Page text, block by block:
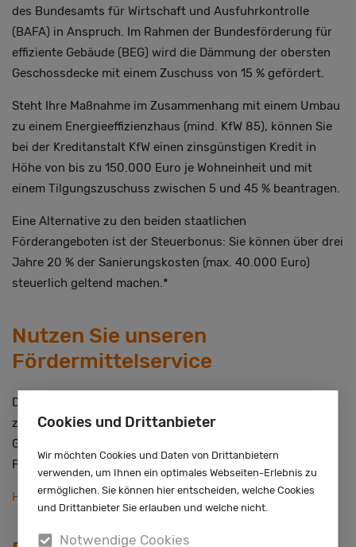
Cookies und Drittanbieter
Wir möchten Cookies und Daten von Drittanbietern
verwenden, um Ihnen ein optimales Webseiten-Erlebnis zu
ermöglichen. Sie können hier entscheiden, welche Cookies
und Drittanbieter Sie erlauben und welche nicht.
Notwendige Cookies
des Bundesamts für Wirtschaft und Ausfuhrkontrolle
(BAFA) in Anspruch. Im Rahmen der Bundesförderung für
effiziente Gebäude (BEG) wird die Dämmung der obersten
Geschossdecke mit einem Zuschuss von 15 % gefördert.
Steht Ihre Maßnahme im Zusammenhang mit einem Umbau
zu einem Energieeffizienzhaus (mind. KfW 85), können Sie
bei der Kreditanstalt KfW einen zinsgünstigen Kredit in
Höhe von bis zu 150.000 Euro je Wohneinheit und mit
einem Tilgungszuschuss zwischen 5 und 45 % beantragen.
Eine Alternative zu den beiden staatlichen
Förderangeboten ist der Steuerbonus: Sie können über drei
Jahre 20 % der Sanierungskosten (max. 40.000 Euro)
steuerlich geltend machen.*
Nutzen Sie unseren
Fördermittelservice
Die verschiedenen Födermöglichkeiten sind nicht so leicht
zu durchblicken. Je nach Modernisierungsmaßnahme und
Gebäudeart gibt es hier viele Optionen. Unser
Fördermittelservice kann hier unterstützen.
Hier informieren